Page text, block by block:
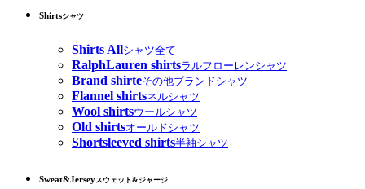
Shirtsシャツ
Shirts Allシャツ全て
RalphLauren shirtsラルフローレンシャツ
Brand shirteその他ブランドシャツ
Flannel shirtsネルシャツ
Wool shirtsウールシャツ
Old shirtsオールドシャツ
Shortsleeved shirts半袖シャツ
Sweat&Jerseyスウェット&ジャージ